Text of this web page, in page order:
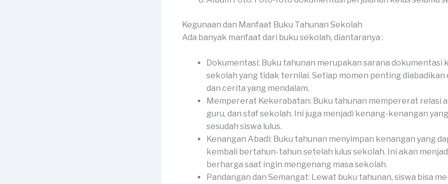
Kegunaan dan Manfaat Buku Tahunan Sekolah
Ada banyak manfaat dari buku sekolah, diantaranya :
Dokumentasi: Buku tahunan merupakan sarana dokumentasi
sekolah yang tidak ternilai. Setiap momen penting diabadikan
dan cerita yang mendalam.
Mempererat Kekerabatan: Buku tahunan mempererat relasi
guru, dan staf sekolah. Ini juga menjadi kenang-kenangan
sesudah siswa lulus.
Kenangan Abadi: Buku tahunan menyimpan kenangan yang
kembali bertahun-tahun setelah lulus sekolah. Ini akan
berharga saat ingin mengenang masa sekolah.
Pandangan dan Semangat: Lewat buku tahunan, siswa bisa